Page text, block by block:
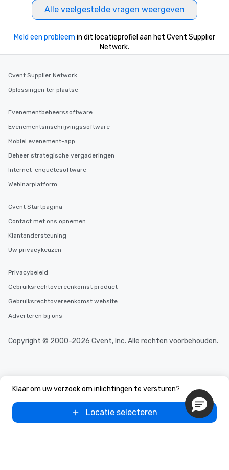
Alle veelgestelde vragen weergeven
Klaar om uw verzoek om inlichtingen te versturen?
Locatie selecteren
Meld een probleem in dit locatieprofiel aan het Cvent Supplier
Network.
Cvent Supplier Network
Oplossingen ter plaatse
Evenementbeheerssoftware
Evenementsinschrijvingssoftware
Mobiel evenement-app
Beheer strategische vergaderingen
Internet-enquêtesoftware
Webinarplatform
Cvent Startpagina
Contact met ons opnemen
Klantondersteuning
Uw privacykeuzen
Privacybeleid
Gebruiksrechtovereenkomst product
Gebruiksrechtovereenkomst website
Adverteren bij ons
Copyright © 2000-2026 Cvent, Inc. Alle rechten voorbehouden.